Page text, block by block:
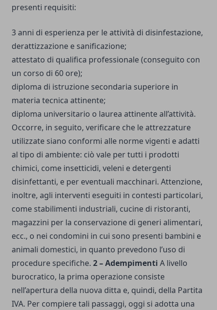
presenti requisiti:
3 anni di esperienza per le attività di disinfestazione,
derattizzazione e sanificazione;
attestato di qualifica professionale (conseguito con
un corso di 60 ore);
diploma di istruzione secondaria superiore in
materia tecnica attinente;
diploma universitario o laurea attinente all’attività.
Occorre, in seguito, verificare che le attrezzature
utilizzate siano conformi alle norme vigenti e adatti
al tipo di ambiente: ciò vale per tutti i prodotti
chimici, come insetticidi, veleni e detergenti
disinfettanti, e per eventuali macchinari. Attenzione,
inoltre, agli interventi eseguiti in contesti particolari,
come stabilimenti industriali, cucine di ristoranti,
magazzini per la conservazione di generi alimentari,
ecc., o nei condomini in cui sono presenti bambini e
animali domestici, in quanto prevedono l’uso di
procedure specifiche. 2 – Adempimenti A livello
burocratico, la prima operazione consiste
nell’apertura della nuova ditta e, quindi, della Partita
IVA. Per compiere tali passaggi, oggi si adotta una